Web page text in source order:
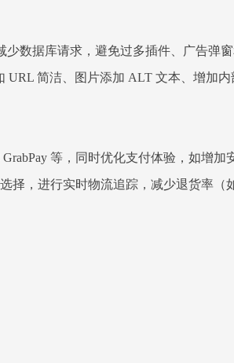
数据库请求，避免过多插件、广告弹
简洁、图片添加 ALT 文本、增加
等，同时优化支付体验，如增加
，进行实时物流追踪，减少退货率（